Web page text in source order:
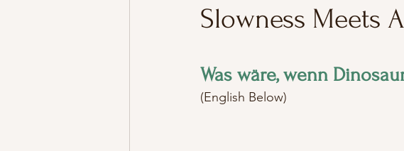
Slowness Meets
Was wäre, wenn
(English Below)